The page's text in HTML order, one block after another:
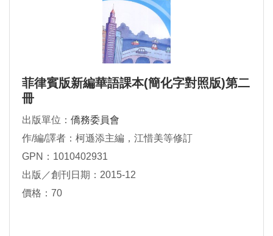
菲律賓版新編華語課本(簡化字對照版)第二
冊
出版單位： 僑務委員會
作/編/譯者：柯遜添主編，江惜美等修訂
GPN：1010402931
出版／創刊日期：2015-12
價格：70